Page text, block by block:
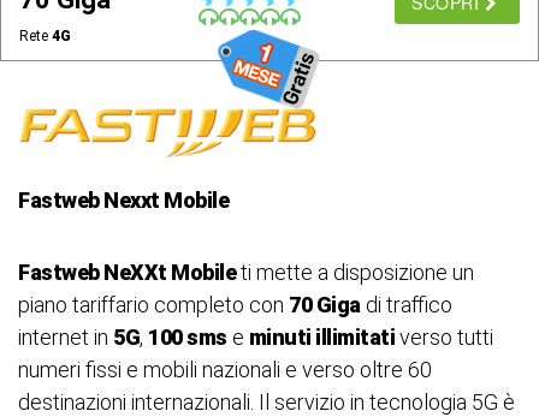
Rete 4G
Fastweb Nexxt Mobile
Fastweb NeXXt Mobileti mette a disposizione un
piano tariffario completo con 70 Gigadi traffico
internet in 5G, 100 sms e minuti illimitativerso tutti
numeri fissi e mobili nazionali e verso oltre 60
destinazioni internazionali. Il servizio in tecnologia 5G è